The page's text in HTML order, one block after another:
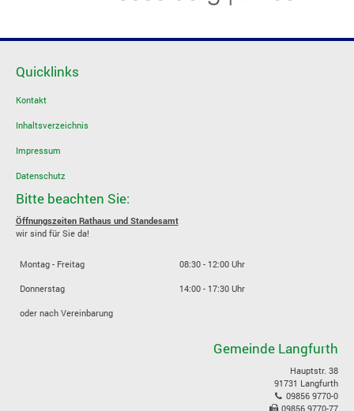
Quicklinks
Kontakt
Inhaltsverzeichnis
Impressum
Datenschutz
Bitte beachten Sie:
Öffnungszeiten Rathaus und Standesamt
wir sind für Sie da!
Montag - Freitag 08:30 - 12:00 Uhr
Donnerstag 14:00 - 17:30 Uhr
oder nach Vereinbarung
Gemeinde Langfurth
Hauptstr. 38
91731 Langfurth
09856 9770-0
09856 9770-77